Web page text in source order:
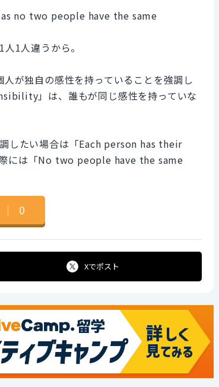
no two people have the same
1人違うから。
が独自の感性を持っていることを強調し
」は、誰もが同じ感性を持っていな
したい場合は「Each person has their
には「No two people have the same
｜ 0
Xでポスト